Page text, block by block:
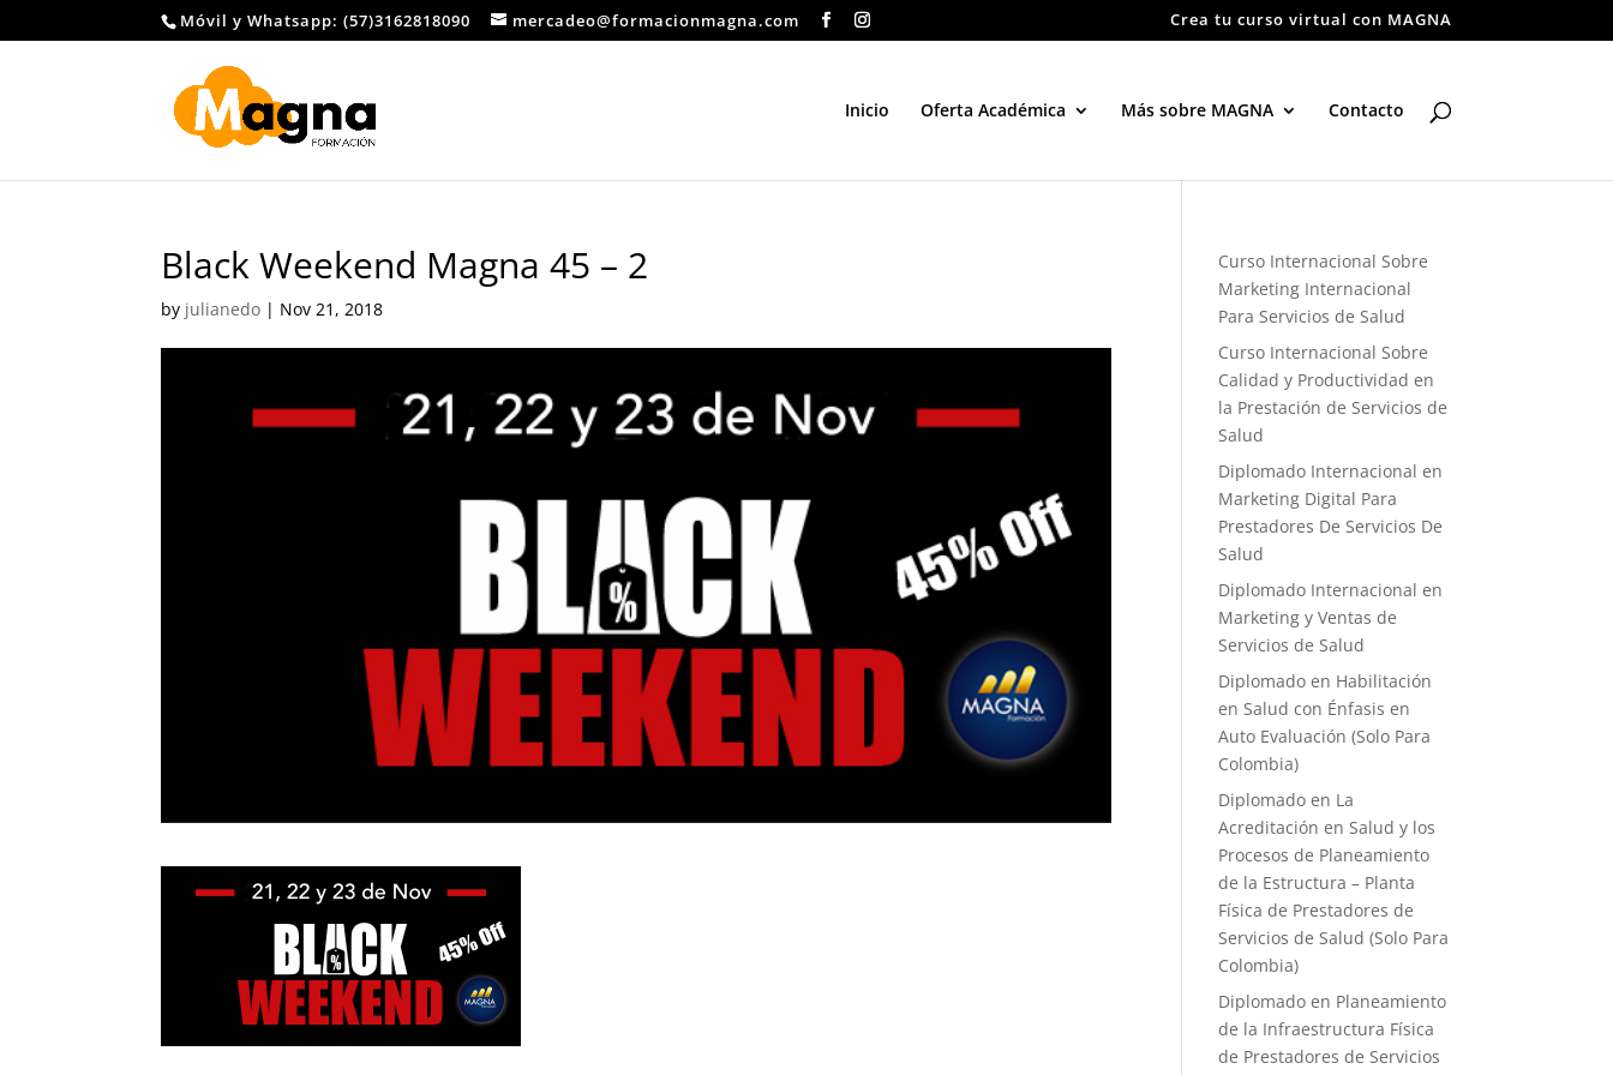
Móvil y Whatsapp: (57)3162818090 mercadeo@formacionmagna.com Crea tu curso virtual con MAGNA
Inicio Oferta Académica Más sobre MAGNA Contacto
Black Weekend Magna 45 – 2
by julianedo | Nov 21, 2018
Curso Internacional Sobre
Marketing Internacional
Para Servicios de Salud
Curso Internacional Sobre
Calidad y Productividad en
la Prestación de Servicios de
Salud
Diplomado Internacional en
Marketing Digital Para
Prestadores De Servicios De
Salud
Diplomado Internacional en
Marketing y Ventas de
Servicios de Salud
Diplomado en Habilitación
en Salud con Énfasis en
Auto Evaluación ​(Solo Para
Colombia)
Diplomado en La
Acreditación en Salud y los
Procesos de Planeamiento
de la Estructura – Planta
Física de Prestadores de
Servicios de Salud (Solo Para
Colombia)
Diplomado en Planeamiento
de la Infraestructura Física
de Prestadores de Servicios